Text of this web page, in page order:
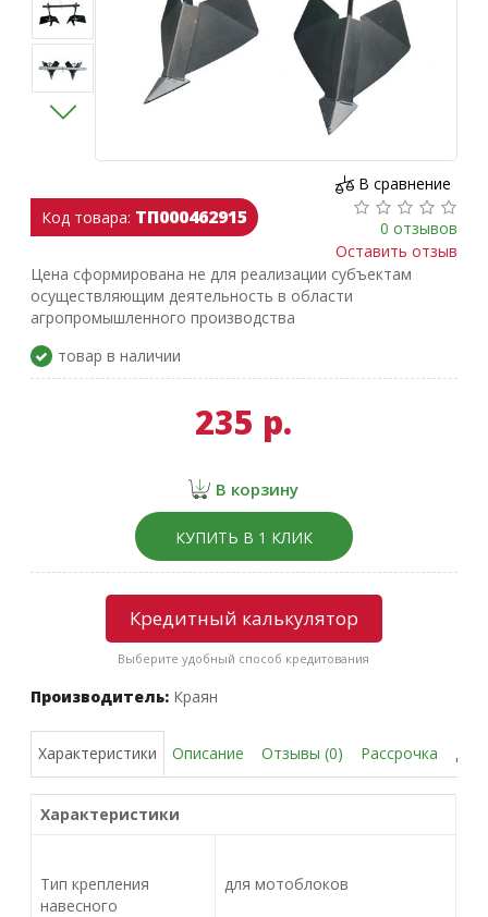
Код товара: ТП000462915
В сравнение
0 отзывов
Оставить отзыв
Цена сформирована не для реализации субъектам
осуществляющим деятельность в области
агропромышленного производства
товар в наличии
235 р.
В корзину
КУПИТЬ В 1 КЛИК
Кредитный калькулятор
Выберите удобный способ кредитования
Производитель: Краян
Характеристики Описание Отзывы (0) Рассрочка
Характеристики
Тип крепления
навесного
для мотоблоков